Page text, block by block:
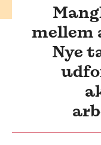
mellem
Nye